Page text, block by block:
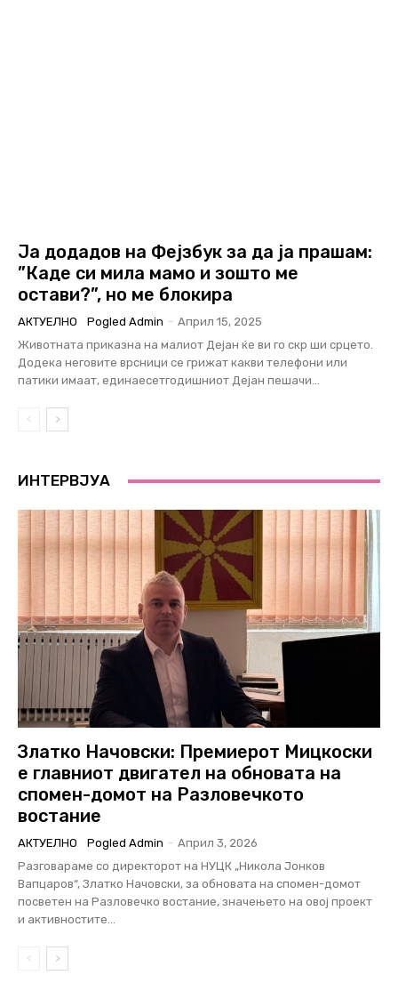
Ја додадов на Фејзбук за да ја прашам:
”Каде си мила мамо и зошто ме
остави?”, но ме блокира
АКТУЕЛНО Pogled Admin - Април 15, 2025
Животната приказна на малиот Дејан ќе ви го скр ши срцето.
Додека неговите врсници се грижат какви телефони или
патики имаат, единаесетгодишниот Дејан пешачи...
ИНТЕРВЈУА
Златко Начовски: Премиерот Мицкоски
е главниот двигател на обновата на
спомен-домот на Разловечкото
востание
АКТУЕЛНО Pogled Admin - Април 3, 2026
Разговараме со директорот на НУЦК „Никола Јонков
Вапцаров“, Златко Начовски, за обновата на спомен-домот
посветен на Разловечко востание, значењето на овој проект
и активностите...